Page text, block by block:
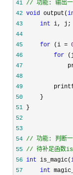
41 // 功能: 输出
42 void output(
43
int
44
45
for (i =
46
for
47
48
49
50
51
52
53
54 //
55 // 待补足函数
56 int is_magic(
57
int